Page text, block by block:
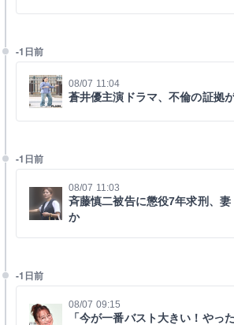
-1日前
08/07 11:04
蒼井優主演ドラマ、不倫の証拠
-1日前
08/07 11:03
斉藤慎二被告に懲役7年求刑、
か
-1日前
08/07 09:15
「今が一番バスト大きい！やっ